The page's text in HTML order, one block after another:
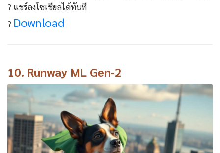
? แชร์ลงโซเชียลได้ทันที
? Download
10. Runway ML Gen-2